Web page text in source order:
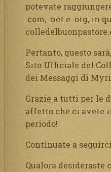
potevate
.com, .net e .org, in
Pertanto, questo
Sito Ufficiale del
dei Messaggi di
Grazie a tutti per le
affetto che ci avete
periodo!
Continuate a
Qualora desideraste